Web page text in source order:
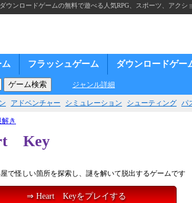
ンロードゲームの無料で遊べる人気RPG、スポーツ、アクシ
フラッシュゲーム ダウンロードゲー
ジャンル詳細
アドベンチャー シミュレーション シューティング パ
解き
Key
で怪しい箇所を探索し、謎を解いて脱出するゲームです
⇒ Heart Keyをプレイする